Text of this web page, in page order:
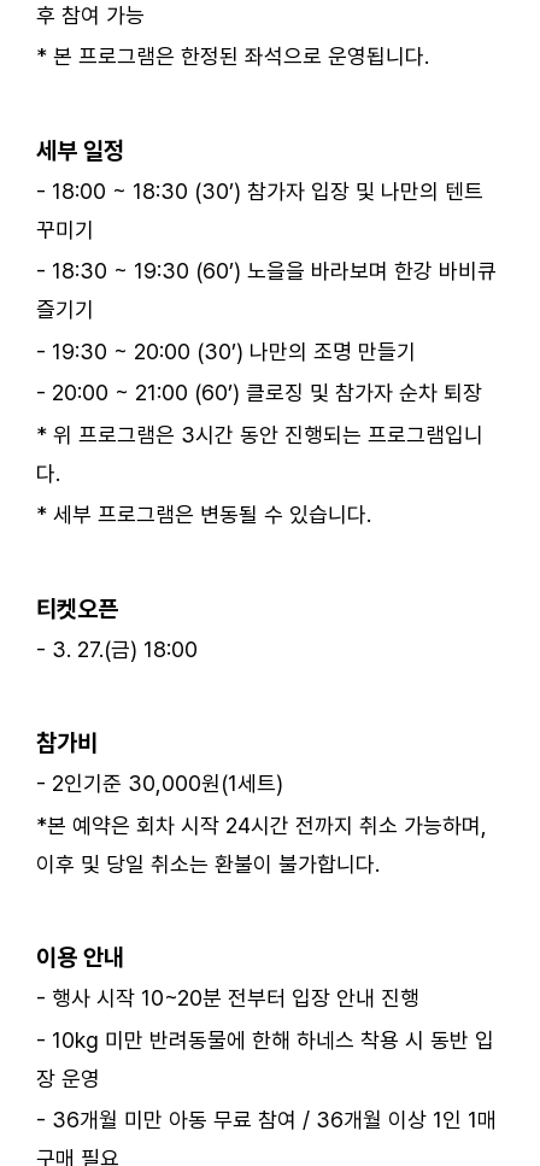
후 참여 가능
* 본 프로그램은 한정된 좌석으로 운영됩니다.
세부 일정
- 18:00 ~ 18:30 (30’) 참가자 입장 및 나만의 텐트
꾸미기
- 18:30 ~ 19:30 (60’) 노을을 바라보며 한강 바비큐
즐기기
- 19:30 ~ 20:00 (30’) 나만의 조명 만들기
- 20:00 ~ 21:00 (60’) 클로징 및 참가자 순차 퇴장
* 위 프로그램은 3시간 동안 진행되는 프로그램입니
다.
* 세부 프로그램은 변동될 수 있습니다.
티켓오픈
- 3. 27.(금) 18:00
참가비
- 2인기준 30,000원(1세트)
*본 예약은 회차 시작 24시간 전까지 취소 가능하며,
이후 및 당일 취소는 환불이 불가합니다.
이용 안내
- 행사 시작 10~20분 전부터 입장 안내 진행
- 10kg 미만 반려동물에 한해 하네스 착용 시 동반 입
장 운영
- 36개월 미만 아동 무료 참여 / 36개월 이상 1인 1매
구매 필요